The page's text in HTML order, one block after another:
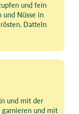
und fein
und Nüsse in
Datteln
und mit der
garnieren und mit